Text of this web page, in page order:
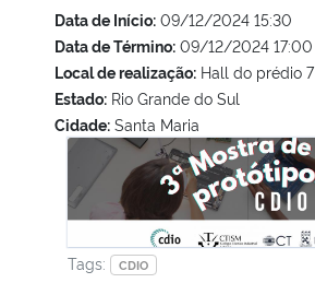
Data de Início: 09/12/2024 15:30
Data de Término: 09/12/2024 17:00
Local de realização: Hall do prédio 7
Estado: Rio Grande do Sul
Cidade: Santa Maria
3ª Mostra de Protótipos CDIO
Tags: CDIO